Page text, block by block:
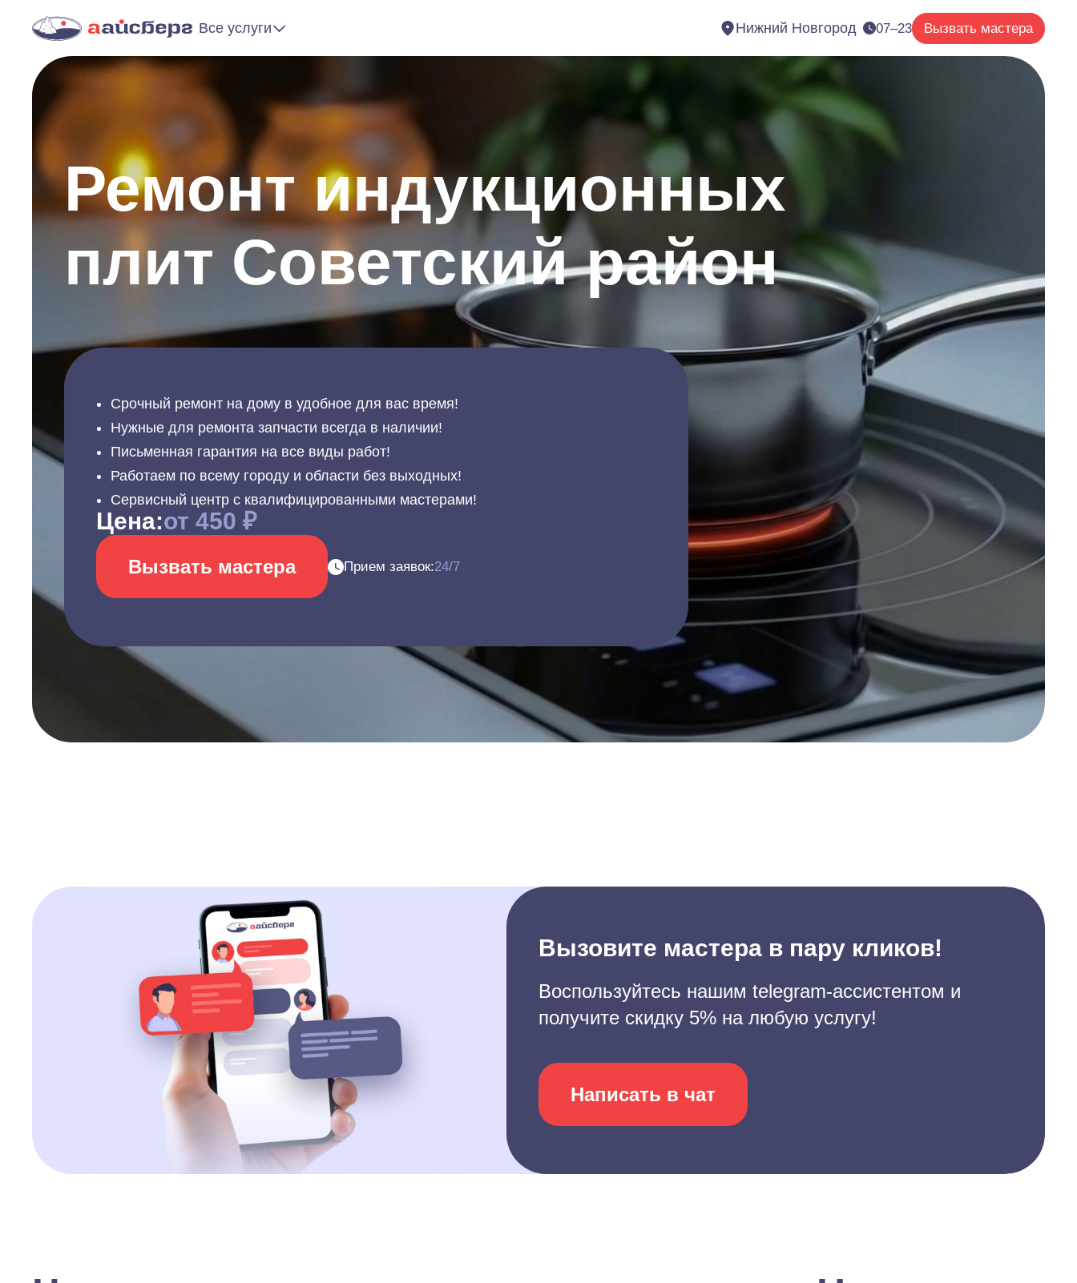
Все услуги Нижний Новгород 07–23 Вызвать мастера
Ремонт индукционных
плит Советский район
Срочный ремонт на дому в удобное для вас время!
Нужные для ремонта запчасти всегда в наличии!
Письменная гарантия на все виды работ!
Работаем по всему городу и области без выходных!
Сервисный центр с квалифицированными мастерами!
Цена:от 450 ₽
Вызвать мастера Прием заявок:24/7
Вызовите мастера в пару кликов!
Воспользуйтесь нашим telegram-ассистентом и
получите скидку 5% на любую услугу!
Написать в чат